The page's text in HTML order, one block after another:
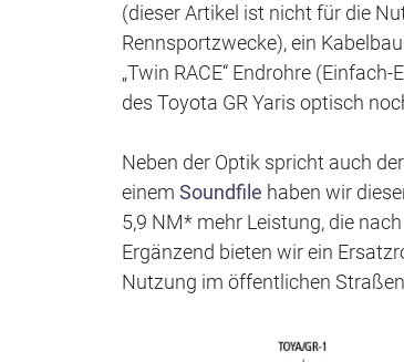
(dieser Artikel ist nicht für die
Rennsportzwecke), ein
„Twin RACE“ Endrohre
des Toyota GR Yaris optisch
Neben der Optik spricht auch
einem Soundfile haben wir
5,9 NM* mehr Leistung, die
Ergänzend bieten wir ein
Nutzung im öffentlichen